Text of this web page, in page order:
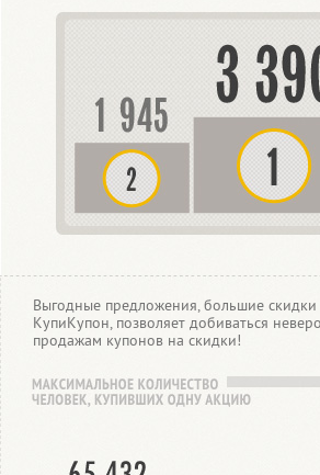
Выгодные предложения, большие скидки
КупиКупон, позволяет добиваться
продажам купонов на скидки!